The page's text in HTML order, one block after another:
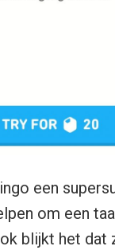
een
om een
blijkt het dat